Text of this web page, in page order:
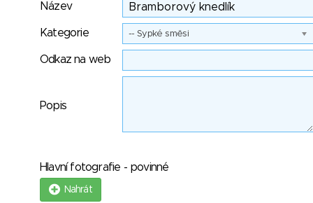
Název
Kategorie -- Sypké směsi
Odkaz na web
Popis
Hlavní fotografie - povinné
Nahrát